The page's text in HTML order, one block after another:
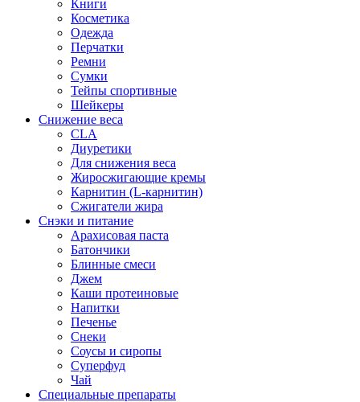
Книги
Косметика
Одежда
Перчатки
Ремни
Сумки
Тейпы спортивные
Шейкеры
Снижение веса
CLA
Диуретики
Для снижения веса
Жиросжигающие кремы
Карнитин (L-карнитин)
Сжигатели жира
Снэки и питание
Арахисовая паста
Батончики
Блинные смеси
Джем
Каши протеиновые
Напитки
Печенье
Снеки
Соусы и сиропы
Суперфуд
Чай
Специальные препараты